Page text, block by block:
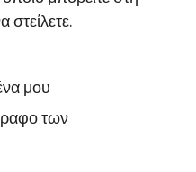
στείλετε.
μου
των